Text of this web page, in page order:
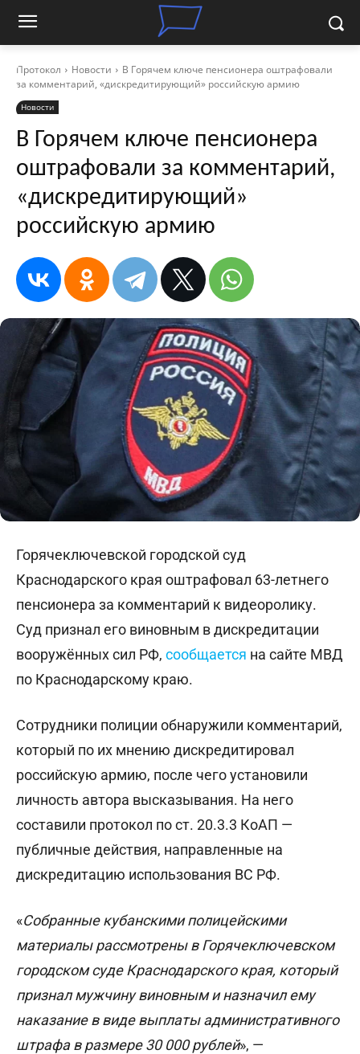
Протокол Новости
В Горячем ключе пенсионера оштрафовали
за комментарий, «дискредитирующий» российскую армию
Новости
В Горячем ключе пенсионера
оштрафовали за комментарий,
«дискредитирующий»
российскую армию
Горячеключевской городской суд
Краснодарского края оштрафовал 63-летнего
пенсионера за комментарий к видеоролику.
Суд признал его виновным в дискредитации
вооружённых сил РФ, сообщается на сайте МВД
по Краснодарскому краю.
Сотрудники полиции обнаружили комментарий,
который по их мнению дискредитировал
российскую армию, после чего установили
личность автора высказывания. На него
составили протокол по ст. 20.3.3 КоАП —
публичные действия, направленные на
дискредитацию использования ВС РФ.
«Собранные кубанскими полицейскими
материалы рассмотрены в Горячеключевском
городском суде Краснодарского края, который
признал мужчину виновным и назначил ему
наказание в виде выплаты административного
штрафа в размере 30 000 рублей», —